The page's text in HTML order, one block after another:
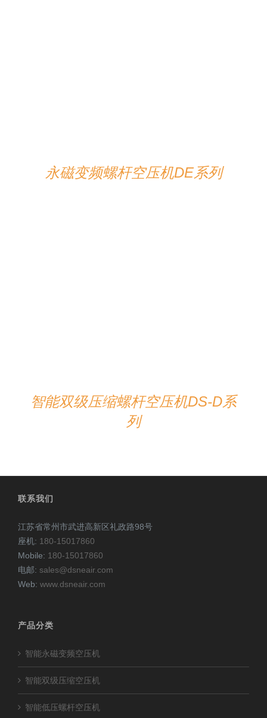
永磁变频螺杆空压机DE系列
智能双级压缩螺杆空压机DS-D系
列
联系我们
江苏省常州市武进高新区礼政路98号
座机: 180-15017860
Mobile: 180-15017860
电邮: sales@dsneair.com
Web: www.dsneair.com
产品分类
智能永磁变频空压机
智能双级压缩空压机
智能低压螺杆空压机